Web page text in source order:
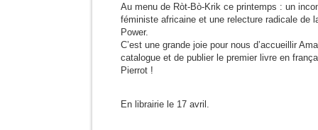
Au menu de Ròt-Bò-Krik ce printemps : un
féministe africaine et une relecture radicale de
Power.
C’est une grande joie pour nous d’accueillir
catalogue et de publier le premier livre en
Pierrot !
En librairie le 17 avril.